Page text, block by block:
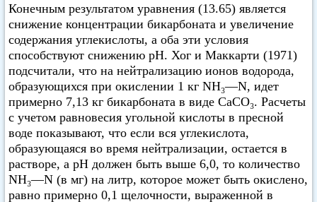
Конечным результатом уравнения (13.65) является
снижение концентрации бикарбоната и увеличение
содержания углекислоты, а оба эти условия
способствуют снижению pH. Хог и Маккарти (1971)
подсчитали, что на нейтрализацию ионов водорода,
образующихся при окислении 1 кг NH₃—N, идет
примерно 7,13 кг бикарбоната в виде СаСО₃. Расчеты
с учетом равновесия угольной кислоты в пресной
воде показывают, что если вся углекислота,
образующаяся во время нейтрализации, остается в
растворе, а pH должен быть выше 6,0, то количество
NH₃—N (в мг) на литр, которое может быть окислено,
равно примерно 0,1 щелочности, выраженной в